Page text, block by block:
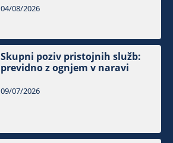
04/08/2026
Skupni poziv pristojnih služb:
previdno z ognjem v naravi
09/07/2026